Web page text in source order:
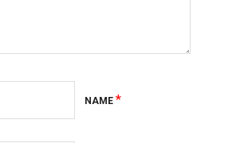
NAME *